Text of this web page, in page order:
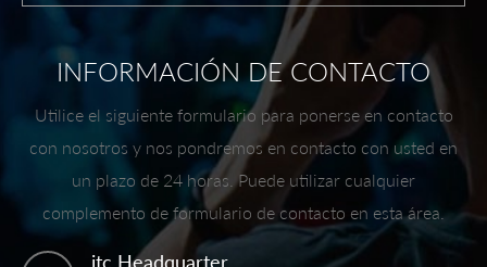
INFORMACIÓN DE CONTACTO
Utilice el siguiente formulario para ponerse en contacto
con nosotros y nos pondremos en contacto con usted en
un plazo de 24 horas. Puede utilizar cualquier
complemento de formulario de contacto en esta área.
itc Headquarter